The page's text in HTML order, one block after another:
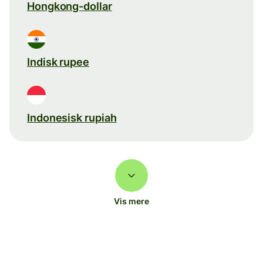
Hongkong-dollar
Indisk rupee
Indonesisk rupiah
Vis mere